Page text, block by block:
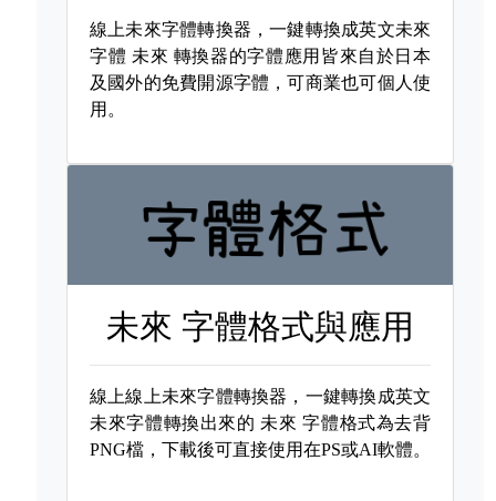
線上未來字體轉換器，一鍵轉換成英文未來
字體 未來 轉換器的字體應用皆來自於日本
及國外的免費開源字體，可商業也可個人使
用。
未來 字體格式與應用
線上線上未來字體轉換器，一鍵轉換成英文
未來字體轉換出來的未來 字體格式為去背
PNG檔，下載後可直接使用在PS或AI軟體。